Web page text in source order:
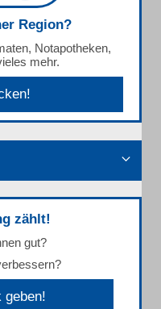
Region?
Notapotheken,
mehr.
zählt!
gut?
geben!